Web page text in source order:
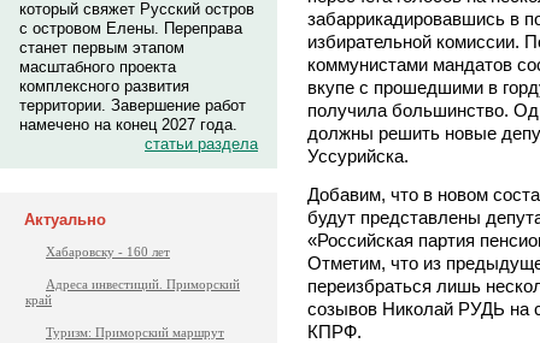
который свяжет Русский остров
с островом Елены. Переправа
станет первым этапом
масштабного проекта
комплексного развития
территории. Завершение работ
намечено на конец 2027 года.
статьи раздела
Актуально
Хабаровску - 160 лет
Адреса инвестиций. Приморский
край
Туризм: Приморский маршрут
забаррикадировавшись в
избирательной комиссии.
коммунистами мандатов
вкупе с прошедшими в
получила большинство.
должны решить новые
Уссурийска.
Добавим, что в новом
будут представлены
«Российская партия
Отметим, что из
переизбраться лишь
созывов Николай РУДЬ на
КПРФ.